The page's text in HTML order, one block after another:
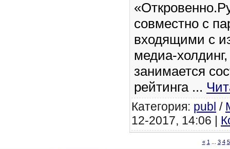
совместно с
входящими с
медиа-
занимается
рейтинга ...
Категория: publ /
12-2017, 14:06 |
« 1 3 4 5